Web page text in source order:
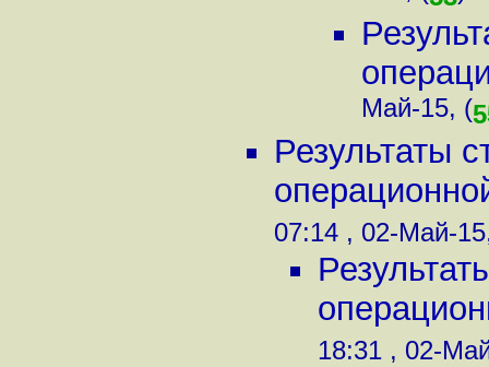
Май-15, (
Результаты
07:14 , 02-Май-
18:31 , 02-